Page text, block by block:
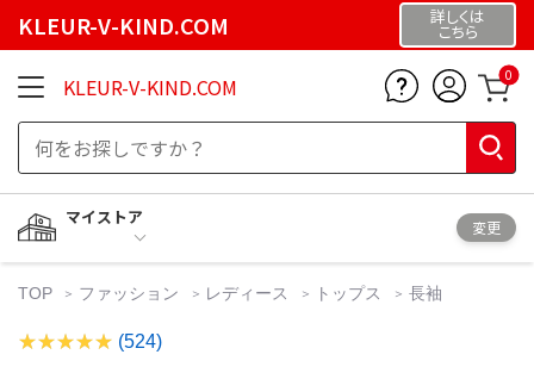
KLEUR-V-KIND.COM 詳しくは
こちら
KLEUR-V-KIND.COM 0
マイストア
変更
TOP ファッション レディース トップス 長袖
(524)